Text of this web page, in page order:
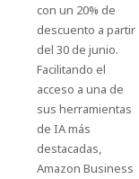
con un 20% de
descuento a partir
del 30 de junio.
Facilitando el
acceso a una de
sus herramientas
de IA más
destacadas,
Amazon Business